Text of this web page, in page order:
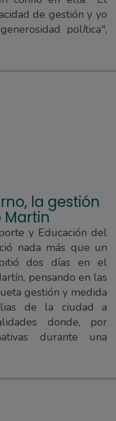
de gestión y yo
política",
la gestión
Martin
y Educación del
nada más que un
dos días en el
pensando en las
gestión y medida
de la ciudad a
donde, por
durante una